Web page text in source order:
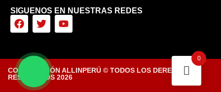
SIGUENOS EN NUESTRAS REDES
CORPORACIÓN ALLINPERÚ © TODOS LOS DERECHOS
RESERVADOS 2026
0